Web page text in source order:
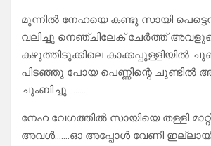
മുന്നിൽ നേഹയെ കണ്ടു സായി
വലിച്ചു നെഞ്ചിലേക് ചേർത്ത്
കഴുത്തിടുക്കിലെ കാക്കപ്പുള്ളിയിൽ
പിടഞ്ഞു പോയ പെണ്ണിന്റെ ചുണ്ടിൽ
ചുംബിച്ചു……….
നേഹ വേഗത്തിൽ സായിയെ തള്ളി
അവൾ…….ഓ അപ്പോൾ വേണി